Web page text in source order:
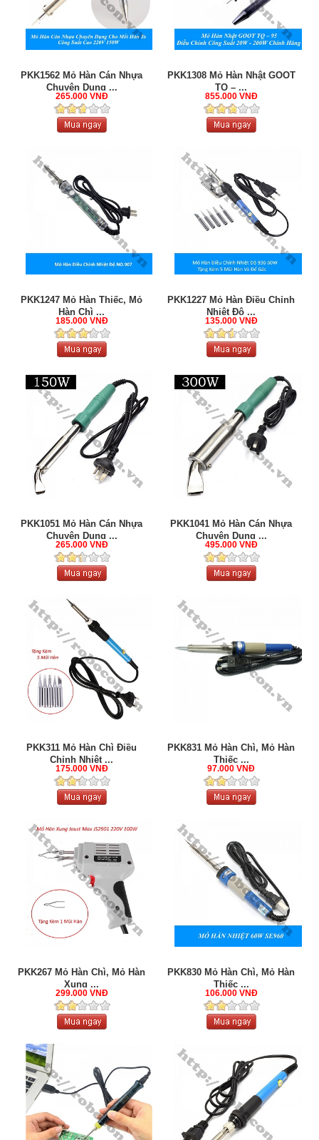
PKK1562 Mỏ Hàn Cán Nhựa
Chuyên Dụng ...
265.000 VNĐ
PKK1308 Mỏ Hàn Nhật GOOT
TQ – ...
855.000 VNĐ
PKK1247 Mỏ Hàn Thiếc, Mỏ
Hàn Chì ...
185.000 VNĐ
PKK1227 Mỏ Hàn Điều Chỉnh
Nhiệt Độ ...
135.000 VNĐ
PKK1051 Mỏ Hàn Cán Nhựa
Chuyên Dụng ...
265.000 VNĐ
PKK1041 Mỏ Hàn Cán Nhựa
Chuyên Dụng ...
495.000 VNĐ
PKK311 Mỏ Hàn Chì Điều
Chỉnh Nhiệt ...
175.000 VNĐ
PKK831 Mỏ Hàn Chì, Mỏ Hàn
Thiếc ...
97.000 VNĐ
PKK267 Mỏ Hàn Chì, Mỏ Hàn
Xung ...
299.000 VNĐ
PKK830 Mỏ Hàn Chì, Mỏ Hàn
Thiếc ...
106.000 VNĐ